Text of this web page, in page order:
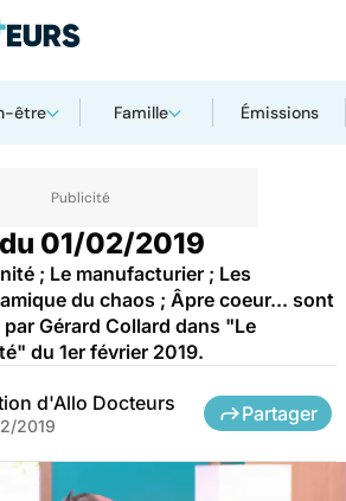
être Famille Émissions
01/02/2019
; Le manufacturier ; Les
du chaos ; Âpre coeur... sont
Gérard Collard dans "Le
du 1er février 2019.
d'Allo Docteurs
2019
Partager